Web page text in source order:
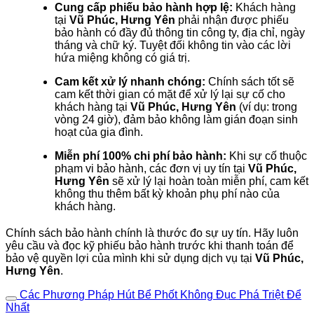
Cung cấp phiếu bảo hành hợp lệ: Khách hàng
tại Vũ Phúc, Hưng Yên phải nhận được phiếu
bảo hành có đầy đủ thông tin công ty, địa chỉ, ngày
tháng và chữ ký. Tuyệt đối không tin vào các lời
hứa miệng không có giá trị.
Cam kết xử lý nhanh chóng: Chính sách tốt sẽ
cam kết thời gian có mặt để xử lý lại sự cố cho
khách hàng tại Vũ Phúc, Hưng Yên (ví dụ: trong
vòng 24 giờ), đảm bảo không làm gián đoạn sinh
hoạt của gia đình.
Miễn phí 100% chi phí bảo hành: Khi sự cố thuộc
phạm vi bảo hành, các đơn vị uy tín tại Vũ Phúc,
Hưng Yên sẽ xử lý lại hoàn toàn miễn phí, cam kết
không thu thêm bất kỳ khoản phụ phí nào của
khách hàng.
Chính sách bảo hành chính là thước đo sự uy tín. Hãy luôn
yêu cầu và đọc kỹ phiếu bảo hành trước khi thanh toán để
bảo vệ quyền lợi của mình khi sử dụng dịch vụ tại Vũ Phúc,
Hưng Yên.
Các Phương Pháp Hút Bể Phốt Không Đục Phá Triệt Để
Nhất